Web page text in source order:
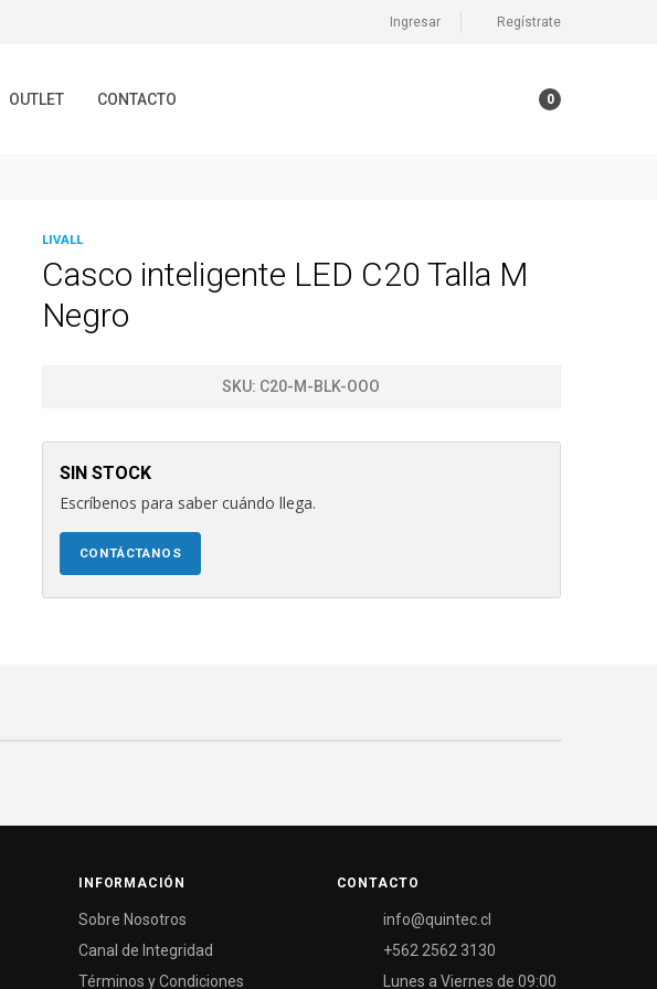
Ingresar Regístrate
OUTLET CONTACTO 0
LIVALL
Casco inteligente LED C20 Talla M
Negro
SKU: C20-M-BLK-OOO
SIN STOCK
Escríbenos para saber cuándo llega.
CONTÁCTANOS
INFORMACIÓN
Sobre Nosotros
Canal de Integridad
Términos y Condiciones
CONTACTO
info@quintec.cl
+562 2562 3130
Lunes a Viernes de 09:00